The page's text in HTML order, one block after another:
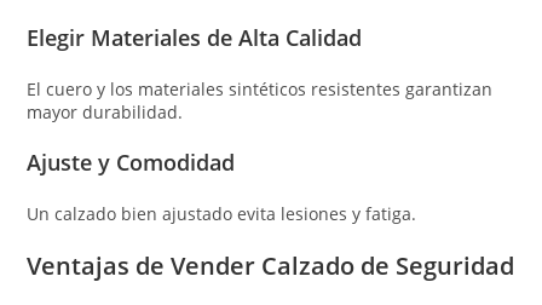
Elegir Materiales de Alta Calidad
El cuero y los materiales sintéticos resistentes garantizan
mayor durabilidad.
Ajuste y Comodidad
Un calzado bien ajustado evita lesiones y fatiga.
Ventajas de Vender Calzado de Seguridad